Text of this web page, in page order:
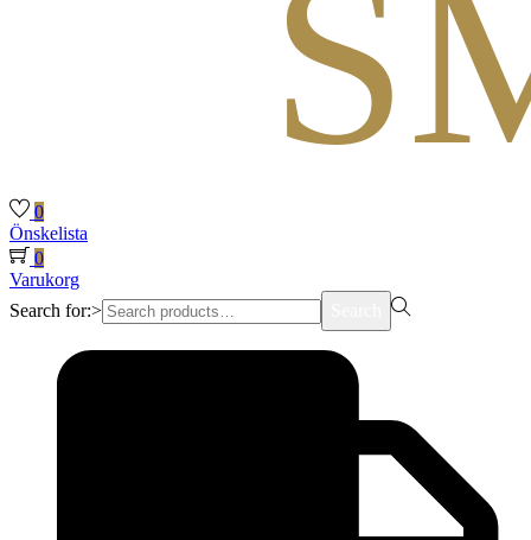
0
Önskelista
0
Varukorg
Search for:>